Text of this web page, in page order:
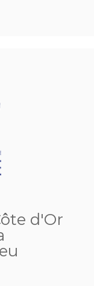
d'Or